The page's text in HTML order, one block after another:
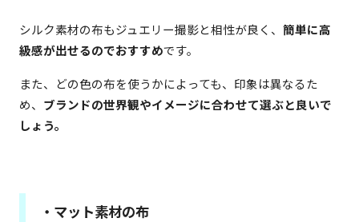
シルク素材の布もジュエリー撮影と相性が良く、 簡単に高
級感が出せるのでおすすめです。
また、どの色の布を使うかによっても、印象は異なるた
め、 ブランドの世界観やイメージに合わせて選ぶと良いで
しょう。
・マット素材の布